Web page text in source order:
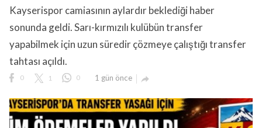
Kayserispor camiasının aylardır beklediği haber
sonunda geldi. Sarı-kırmızılı kulübün transfer
yapabilmek için uzun süredir çözmeye çalıştığı transfer
tahtası açıldı.
0 1 0 1 gün önce 